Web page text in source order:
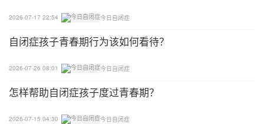
除了这28名“婴儿同胞（兄弟姐妹患有自闭症）”的父
的父母作为对照组，这些家长没有接受任何培训。
在五个月训练结束时，研究人员使用婴儿自闭症观察
量表衡量了两组婴儿同胞中的自闭症早期症状。他们
2026-07-17 22:54 今日自闭症
​自闭症孩子青春期行为该如何看待？
2026-07-26 08:01 今日自闭症
怎样帮助自闭症孩子度过青春期？
2026-07-15 04:30 今日自闭症